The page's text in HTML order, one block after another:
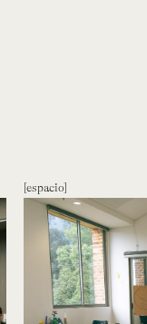
espacio